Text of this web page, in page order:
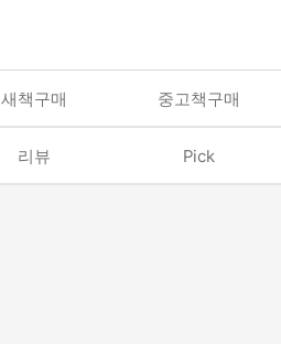
새책구매 중고책구매
리뷰 Pick